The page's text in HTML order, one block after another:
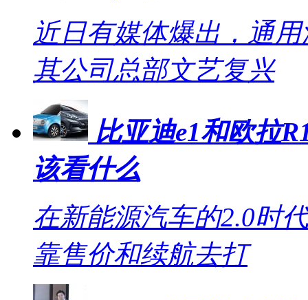
近日有媒体爆出，通
其公司总部文艺复兴
比亚迪e1和欧拉
该看什么
在新能源汽车的2.0时
靠售价和续航去打